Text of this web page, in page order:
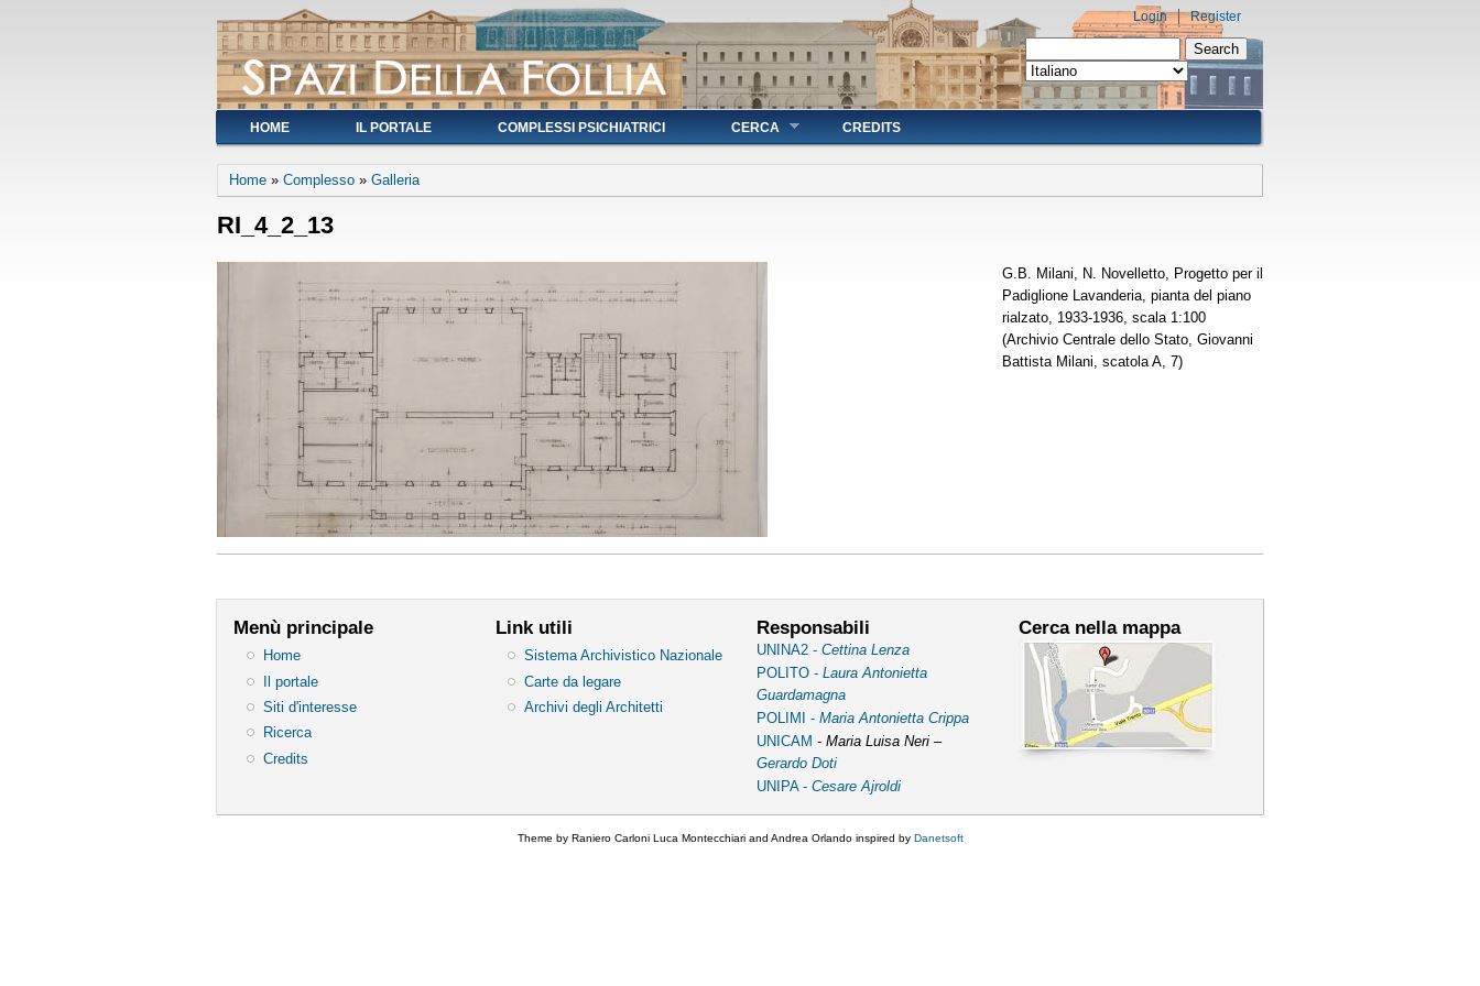
Search form
Search
Login Register
HOME IL PORTALE COMPLESSI PSICHIATRICI CERCA CREDITS
You are here
Home » Complesso » Galleria
RI_4_2_13
G.B. Milani, N. Novelletto, Progetto per il
Padiglione Lavanderia, pianta del piano
rialzato, 1933-1936, scala 1:100
(Archivio Centrale dello Stato, Giovanni
Battista Milani, scatola A, 7)
Menù principale
Home
Il portale
Siti d'interesse
Ricerca
Credits
Link utili
Sistema Archivistico Nazionale
Carte da legare
Archivi degli Architetti
Responsabili
UNINA2 - Cettina Lenza
POLITO - Laura Antonietta
Guardamagna
POLIMI - Maria Antonietta Crippa
UNICAM - Maria Luisa Neri –
Gerardo Doti
UNIPA - Cesare Ajroldi
Cerca nella mappa
Theme by Raniero Carloni Luca Montecchiari and Andrea Orlando inspired by Danetsoft